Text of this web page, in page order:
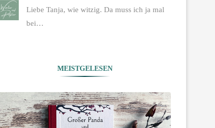
Liebe Tanja, wie witzig. Da muss ich ja mal
bei…
MEISTGELESEN